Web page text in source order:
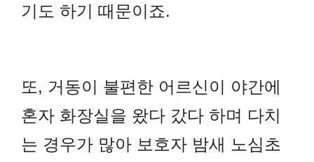
기도 하기 때문이죠.
또, 거동이 불편한 어르신이 야간에
혼자 화장실을 왔다 갔다 하며 다치
는 경우가 많아 보호자 밤새 노심초